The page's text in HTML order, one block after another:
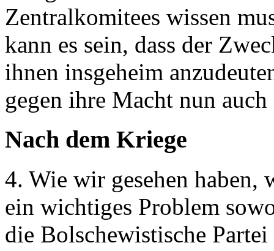
Zentralkomitees wissen
kann es sein, dass der
ihnen insgeheim
gegen ihre Macht nun
Nach dem Kriege
4. Wie wir gesehen haben,
ein wichtiges Problem
die Bolschewistische Partei